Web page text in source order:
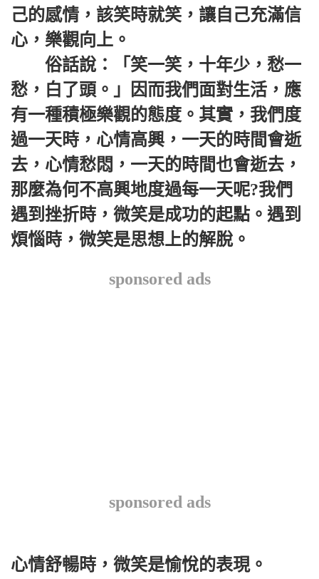
己的感情，該笑時就笑，讓自己充滿信
心，樂觀向上。
俗話說：「笑一笑，十年少，愁一
愁，白了頭。」因而我們面對生活，應
有一種積極樂觀的態度。其實，我們度
過一天時，心情高興，一天的時間會逝
去，心情愁悶，一天的時間也會逝去，
那麼為何不高興地度過每一天呢?我們
遇到挫折時，微笑是成功的起點。遇到
煩惱時，微笑是思想上的解脫。
sponsored ads
sponsored ads
心情舒暢時，微笑是愉悅的表現。